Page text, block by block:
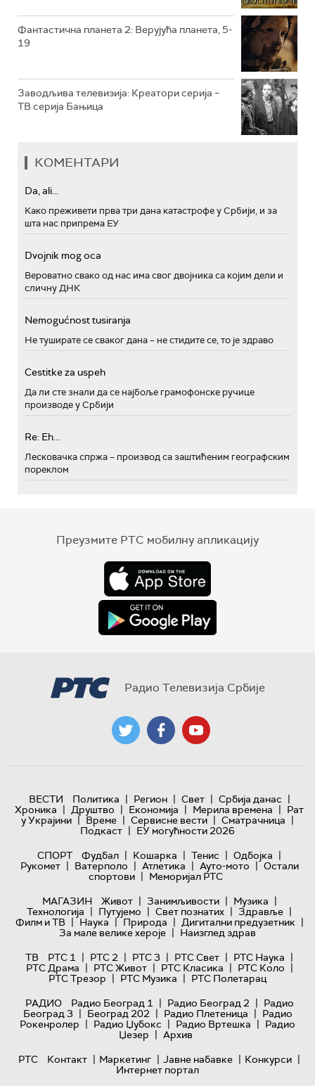
Фантастична планета 2: Верујућа планета, 5-
19
Заводљива телевизија: Креатори серија –
ТВ серија Бањица
КОМЕНТАРИ
Da, ali...
Како преживети прва три дана катастрофе у Србији, и за
шта нас припрема ЕУ
Dvojnik mog oca
Вероватно свако од нас има свог двојника са којим дели и
сличну ДНК
Nemogućnost tusiranja
Не туширате се сваког дана – не стидите се, то је здраво
Cestitke za uspeh
Да ли сте знали да се најбоље грамофонске ручице
производе у Србији
Re: Eh...
Лесковачка спржа – производ са заштићеним географским
пореклом
Преузмите РТС мобилну апликацију
Радио Телевизија Србије
ВЕСТИ Политика | Регион | Свет | Србија данас |
Хроника | Друштво | Економија | Мерила времена | Рат
у Украјини | Време | Сервисне вести | Сматрачница |
Подкаст | ЕУ могућности 2026
СПОРТ
Фудбал | Кошарка | Тенис | Одбојка |
Рукомет | Ватерполо | Атлетика | Ауто-мото | Остали
спортови | Меморијал РТС
МАГАЗИН
Живот | Занимљивости | Музика |
Технологијa | Путујемо | Свет познатих | Здравље |
Филм и ТВ | Наука | Природа | Дигитални предузетник |
За мале велике хероје | Наизглед здрав
ТВ
РТС 1 | РТС 2 | РТС 3 | РТС Свет | РТС Наука |
РТС Драма | РТС Живот | РТС Класика | РТС Коло |
РТС Трезор | РТС Музика | РТС Полетарац
РАДИО
Радио Београд 1 | Радио Београд 2 | Радио
Београд 3 | Београд 202 | Радио Плетеница | Радио
Рокенролер | Радио Џубокс | Радио Вртешка | Радио
Џезер | Архив
РТС
Контакт | Маркетинг | Јавне набавке | Конкурси |
Интернет портал